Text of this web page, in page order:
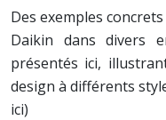
Des exemples
Daikin dans divers
présentés ici,
design à différents
ici)